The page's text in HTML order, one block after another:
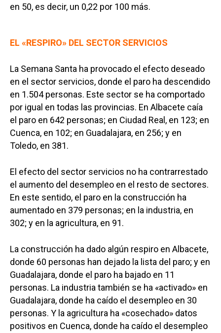
en 50, es decir, un 0,22 por 100 más.
EL «RESPIRO» DEL SECTOR SERVICIOS
La Semana Santa ha provocado el efecto deseado
en el sector servicios, donde el paro ha descendido
en 1.504 personas. Este sector se ha comportado
por igual en todas las provincias. En Albacete caía
el paro en 642 personas; en Ciudad Real, en 123; en
Cuenca, en 102; en Guadalajara, en 256; y en
Toledo, en 381.
El efecto del sector servicios no ha contrarrestado
el aumento del desempleo en el resto de sectores.
En este sentido, el paro en la construcción ha
aumentado en 379 personas; en la industria, en
302; y en la agricultura, en 91.
La construcción ha dado algún respiro en Albacete,
donde 60 personas han dejado la lista del paro; y en
Guadalajara, donde el paro ha bajado en 11
personas. La industria también se ha «activado» en
Guadalajara, donde ha caído el desempleo en 30
personas. Y la agricultura ha «cosechado» datos
positivos en Cuenca, donde ha caído el desempleo